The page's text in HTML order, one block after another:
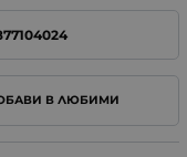
В ЛЮБИМИ